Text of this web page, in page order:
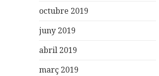
octubre 2019
juny 2019
abril 2019
març 2019